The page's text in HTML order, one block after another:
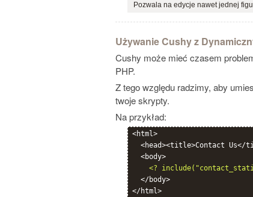
Pozwala na edycje nawet jednej
Używanie Cushy z
Cushy może mieć czasem
PHP.
Z tego względu radzimy, aby
twoje skrypty.
Na przykład:
<html>
<head><title>Contact Us</
  <body>
<?
  </body>